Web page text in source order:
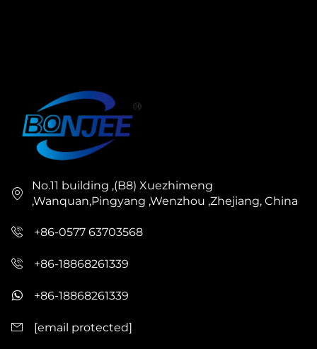
No.11 building ,(B8) Xuezhimeng
,Wanquan,Pingyang ,Wenzhou ,Zhejiang, China
+86-0577 63703568
+86-18868261339
+86-18868261339
[email protected]